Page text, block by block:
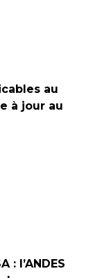
au
à jour au
: l’ANDES